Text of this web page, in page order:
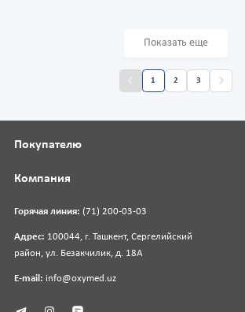
Показать еще
1 2 3
Горячая линия: (71) 200-03-03
Адрес: 100044, г. Ташкент, Сергелийский
район, ул. Безакчилик, д. 18А
E-mail: info@oxymed.uz
Покупателю
Компания